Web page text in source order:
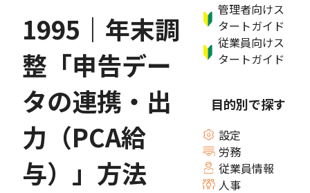
1995｜年末調
整「申告デー
タの連携・出
力（PCA給
与）」方法
管理者向けス
タートガイド
従業員向けス
タートガイド
目的別で探す
設定
労務
従業員情報
人事